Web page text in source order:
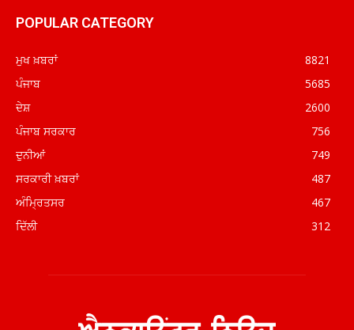
POPULAR CATEGORY
ਮੁਖ ਖ਼ਬਰਾਂ
8821
ਪੰਜਾਬ
5685
ਦੇਸ਼
2600
ਪੰਜਾਬ ਸਰਕਾਰ
756
ਦੁਨੀਆਂ
749
ਸਰਕਾਰੀ ਖ਼ਬਰਾਂ
487
ਅੰਮ੍ਰਿਤਸਰ
467
ਦਿੱਲੀ
312